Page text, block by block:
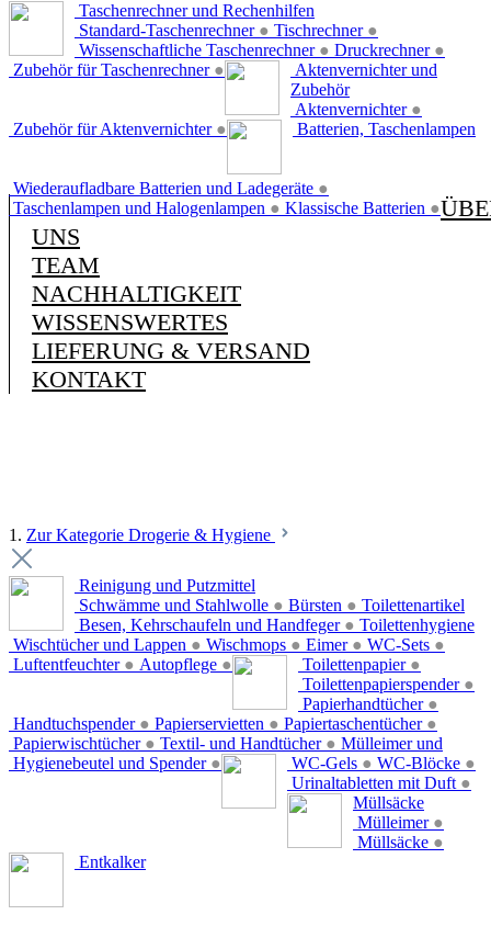
Taschenrechner und Rechenhilfen
Standard-Taschenrechner ● Tischrechner ●
Wissenschaftliche Taschenrechner ● Druckrechner ●
Zubehör für Taschenrechner ●
Aktenvernichter und
Zubehör
Aktenvernichter ●
Zubehör für Aktenvernichter ● Batterien, Taschenlampen
Wiederaufladbare Batterien und Ladegeräte ●
Taschenlampen und Halogenlampen ● Klassische Batterien ●
UNS
TEAM
NACHHALTIGKEIT
WISSENSWERTES
LIEFERUNG & VERSAND
KONTAKT
1. Zur Kategorie Drogerie & Hygiene
Reinigung und Putzmittel
Schwämme und Stahlwolle ● Bürsten ●
Besen, Kehrschaufeln und Handfeger ●
Wischtücher und Lappen ● Wischmops ● Eimer ● WC-Sets ●
Luftentfeuchter ● Autopflege ●
Toilettenartikel
Toilettenpapier ●
Toilettenpapierspender ●
Papierhandtücher ●
Handtuchspender ● Papierservietten ● Papiertaschentücher ●
Papierwischtücher ● Textil- und Handtücher ●
Hygienebeutel und Spender ●
Toilettenhygiene
WC-Gels ● WC-Blöcke ●
Urinaltabletten mit Duft ●
Mülleimer und
Müllsäcke
Mülleimer ●
Müllsäcke ●
Entkalker